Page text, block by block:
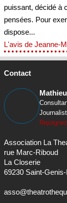
puissant, décidé à
pensées. Pour
dispose...
L'avis de Jeanne-
Contact
Association La
rue Marc-Riboud
La Closerie
69230 Saint-